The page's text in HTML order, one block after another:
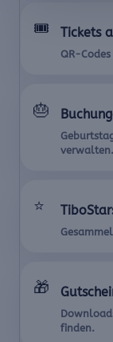
🎟️ Tickets
QR-
🎂
verwalten.
⭐
🎁
finden.